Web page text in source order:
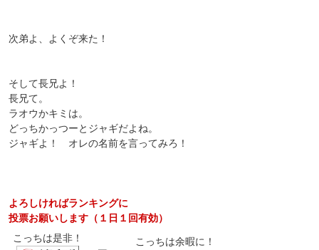
次弟よ、よくぞ来た！
そして長兄よ！
長兄て。
ラオウかキミは。
どっちかっつーとジャギだよね。
ジャギよ！ オレの名前を言ってみろ！
よろしければランキングに
投票お願いします（１日１回有効）
こっちは是非！
こっちは余暇に！